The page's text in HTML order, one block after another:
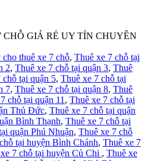
GIÁ RẺ UY TÍN CHUYÊN
thuê xe 7 chỗ, Thuê xe 7 chỗ tại
2, Thuê xe 7 chỗ tại quận 3, Thuê
chỗ tại quận 5, Thuê xe 7 chỗ tại
7, Thuê xe 7 chỗ tại quận 8, Thuê
chỗ tại quận 11 , Thuê xe 7 chỗ tại
Thủ Đức, Thuê xe 7 chỗ tại quận
Bình Thạnh, Thuê xe 7 chỗ tại
quận Phú Nhuận, Thuê xe 7 chỗ
tại huyện Bình Chánh, Thuê xe 7
7 chỗ tại huyện Củ Chi , Thuê xe